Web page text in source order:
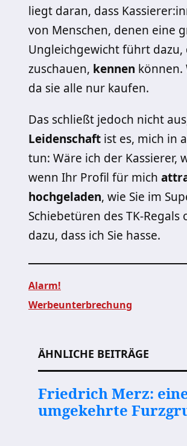
liegt daran, dass
von Menschen, denen eine
Ungleichgewicht führt dazu,
zuschauen, kennen können.
da sie alle nur kaufen.
Das schließt jedoch nicht
Leidenschaft ist es, mich in
tun: Wäre ich der Kassierer,
wenn Ihr Profil für mich
hochgeladen, wie Sie im
Schiebetüren des TK-
dazu, dass ich Sie hasse.
Alarm!
Werbeunterbrechung
ÄHNLICHE BEITRÄGE
Friedrich Merz:
umgekehrte